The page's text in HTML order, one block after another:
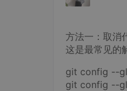
方法一：取消
这是最常见的
git config --
git config --